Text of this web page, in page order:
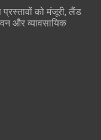
प्रस्तावों को मंजूरी, लैंड
और व्यावसायिक